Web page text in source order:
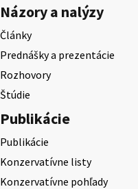
Názory a nalýzy
Články
Prednášky a prezentácie
Rozhovory
Štúdie
Publikácie
Publikácie
Konzervatívne listy
Konzervatívne pohľady